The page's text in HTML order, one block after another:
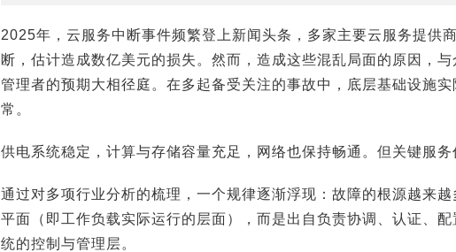
2025年，云服务中断事件频繁登上新闻头条，多家主要云服务提供
断，估计造成数亿美元的损失。然而，造成这些混乱局面的原因，
管理者的预期大相径庭。在多起备受关注的事故中，底层基础设施实
常。
供电系统稳定，计算与存储容量充足，网络也保持畅通。但关键服务
通过对多项行业分析的梳理，一个规律逐渐浮现：故障的根源越来
平面（即工作负载实际运行的层面），而是出自负责协调、认证、
统的控制与管理层。